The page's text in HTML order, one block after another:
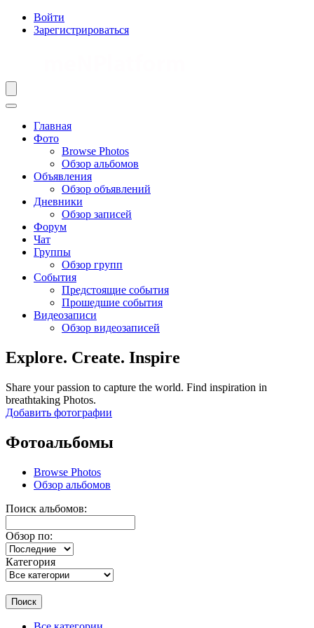
Войти
Зарегистрироваться
Главная
Фото
Browse Photos
Обзор альбомов
Объявления
Обзор объявлений
Дневники
Обзор записей
Форум
Чат
Группы
Обзор групп
События
Предстоящие события
Прошедшие события
Видеозаписи
Обзор видеозаписей
Explore. Create. Inspire
Share your passion to capture the world. Find inspiration in
breathtaking Photos.
Добавить фотографии
Фотоальбомы
Browse Photos
Обзор альбомов
Поиск альбомов:
Обзор по:
Категория
Поиск